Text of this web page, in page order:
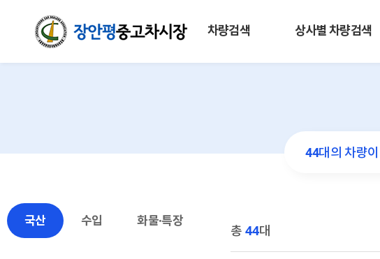
차량검색 상사별 차량검색
국산 수입 화물·특장
총44대